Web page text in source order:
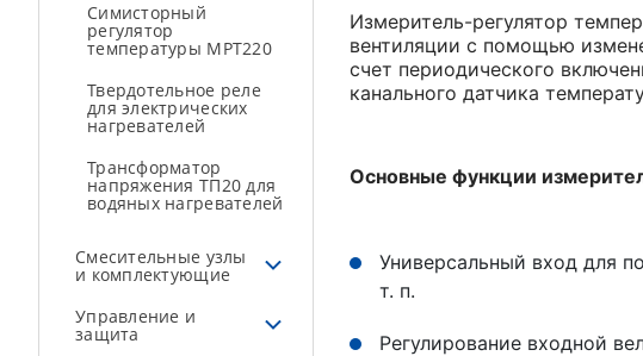
Симисторный
регулятор
температуры МРТ220
Твердотельное реле
для электрических
нагревателей
Трансформатор
напряжения ТП20 для
водяных нагревателей
Смесительные узлы
и комплектующие
Управление и
защита
Измеритель-регулятор
вентиляции с помощью
счет периодического
канального датчика
Основные функции
Универсальный вход для
т. п.
Регулирование входной